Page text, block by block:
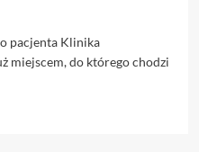
pacjenta Klinika
miejscem, do którego chodzi